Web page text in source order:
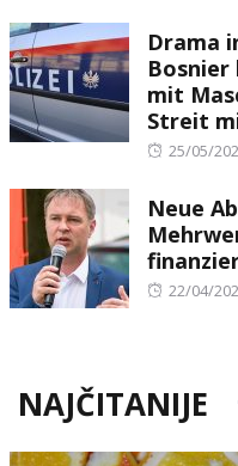
Drama
Bosnier
mit
Streit
Posted
25/05/
Neue
Posted
22/04/
NAJČITANIJE